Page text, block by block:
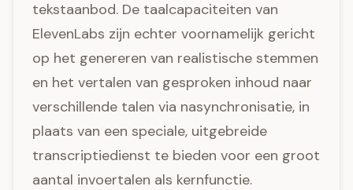
tekstaanbod. De taalcapaciteiten van
ElevenLabs zijn echter voornamelijk gericht
op het genereren van realistische stemmen
en het vertalen van gesproken inhoud naar
verschillende talen via nasynchronisatie, in
plaats van een speciale, uitgebreide
transcriptiedienst te bieden voor een groot
aantal invoertalen als kernfunctie.